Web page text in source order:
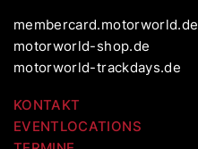
membercard.motorworld.de
motorworld-shop.de
motorworld-trackdays.de
KONTAKT
EVENTLOCATIONS